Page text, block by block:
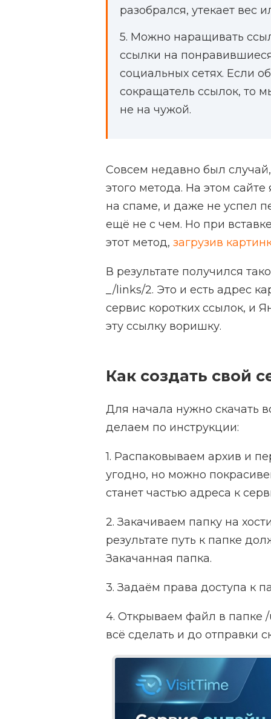
разобрался, утекает вес
5. Можно наращивать
ссылки на
социальных сетях. Если
сокращатель ссылок, то
не на чужой.
Совсем недавно был
этого метода. На этом
на спаме, и даже не успел
ещё не с чем. Но при
этот метод, загрузив
В результате получился
_/links/2. Это и есть адрес
сервис коротких ссылок, и
эту ссылку воришку.
Как создать свой
Для начала нужно скачать
делаем по инструкции:
1. Распаковываем архив и
угодно, но можно
станет частью адреса к
2. Закачиваем папку на
результате путь к папке
Закачанная папка.
3. Задаём права доступа к
4. Открываем файл в папке
всё сделать и до отправки